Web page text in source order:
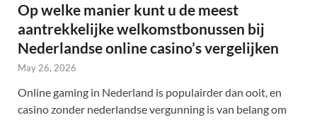
Op welke manier kunt u de meest
aantrekkelijke welkomstbonussen bij
Nederlandse online casino’s vergelijken
May 26, 2026
Online gaming in Nederland is populairder dan ooit, en
casino zonder nederlandse vergunning is van belang om